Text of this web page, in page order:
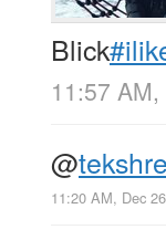
Blick
11:57
@
11:20 AM, Dec